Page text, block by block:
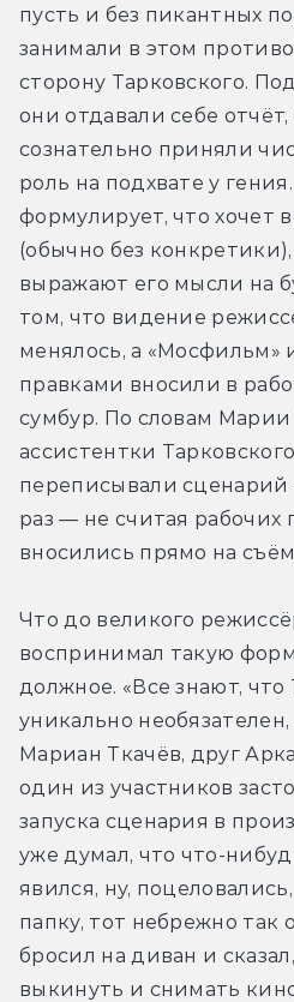
пусть и без пикантных
занимали в этом
сторону Тарковского.
они отдавали себе
сознательно приняли
роль на подхвате у
формулирует, что хочет
(обычно без
выражают его мысли на
том, что видение
менялось, а «Мосфильм»
правками вносили в
сумбур. По словам Марии
ассистентки
переписывали сценарий
раз — не считая рабочих
вносились прямо на
Что до великого
воспринимал такую
должное. «Все знают,
уникально
Мариан Ткачёв, друг
один из участников
запуска сценария в
уже думал, что что-
явился, ну,
папку, тот небрежно так
бросил на диван и
выкинуть и снимать